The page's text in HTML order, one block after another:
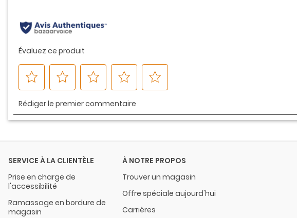
SERVICE À LA CLIENTÈLE
Prise en charge de
l'accessibilité
Ramassage en bordure de
magasin
À NOTRE PROPOS
Trouver un magasin
Offre spéciale aujourd'hui
Carrières